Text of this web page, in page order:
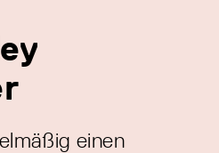
einen